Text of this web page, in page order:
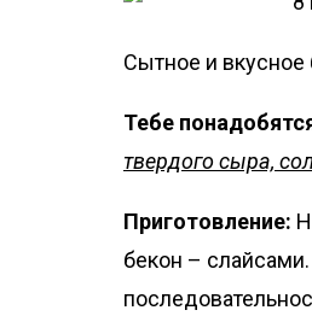
Сытное и
Тебе
твердого сыра,
Приготовление:
бекон –